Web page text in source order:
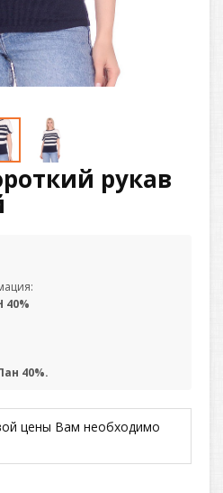
рукав
40%
40%.
цены Вам необходимо